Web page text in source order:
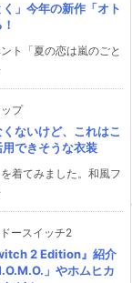
」今年の新作「オト
ト「夏の恋は嵐のごと
プ
ないけど、これはこ
できそうな衣装
着てみました。和風フ
ースイッチ2
2 Edition』紹介
」やホムヒカ